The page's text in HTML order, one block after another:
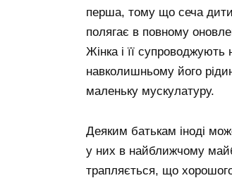
перша, тому що сеча
полягає в повному
Жінка і її
навколишньому його
маленьку мускулатуру.
Деяким батькам іноді
у них в найближчому
трапляється, що